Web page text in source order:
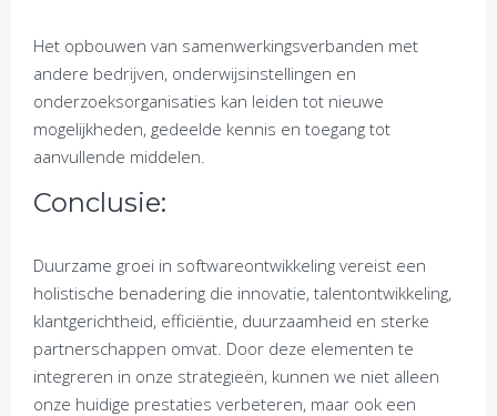
Het opbouwen van samenwerkingsverbanden met
andere bedrijven, onderwijsinstellingen en
onderzoeksorganisaties kan leiden tot nieuwe
mogelijkheden, gedeelde kennis en toegang tot
aanvullende middelen.
Conclusie:
Duurzame groei in softwareontwikkeling vereist een
holistische benadering die innovatie, talentontwikkeling,
klantgerichtheid, efficiëntie, duurzaamheid en sterke
partnerschappen omvat. Door deze elementen te
integreren in onze strategieën, kunnen we niet alleen
onze huidige prestaties verbeteren, maar ook een